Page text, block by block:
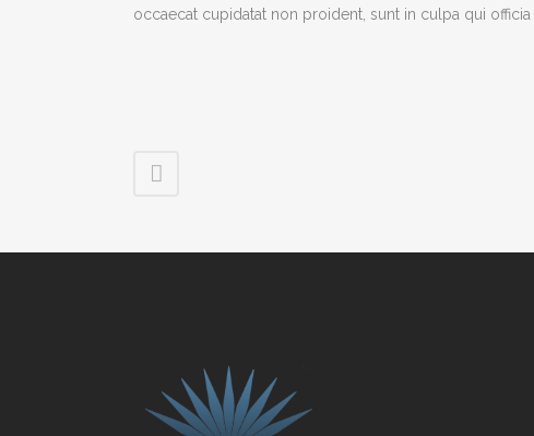
occaecat cupidatat non proident, sunt in culpa qui